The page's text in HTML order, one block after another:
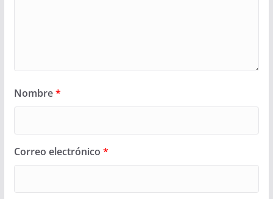
Nombre*
Correo electrónico *